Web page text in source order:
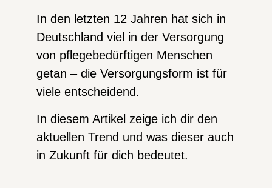
In den letzten 12 Jahren hat sich in
Deutschland viel in der Versorgung
von pflegebedürftigen Menschen
getan – die Versorgungsform ist für
viele entscheidend.
In diesem Artikel zeige ich dir den
aktuellen Trend und was dieser auch
in Zukunft für dich bedeutet.